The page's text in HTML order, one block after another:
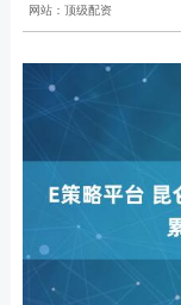
网站：顶级配资